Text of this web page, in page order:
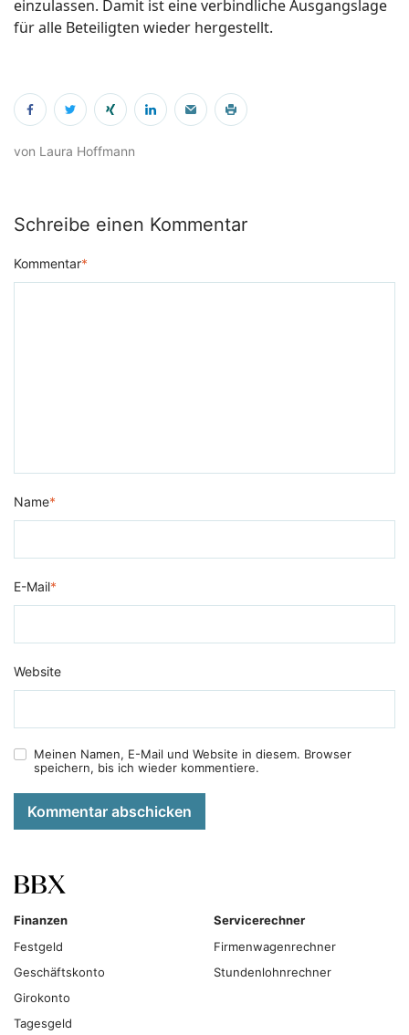
einzulassen. Damit ist eine verbindliche Ausgangslage
für alle Beteiligten wieder hergestellt.
von Laura Hoffmann
Schreibe einen Kommentar
Kommentar*
Name*
E-Mail*
Website
Meinen Namen, E-Mail und Website in diesem. Browser
speichern, bis ich wieder kommentiere.
Kommentar abschicken
Finanzen
Festgeld
Geschäftskonto
Girokonto
Tagesgeld
Servicerechner
Firmenwagenrechner
Stundenlohnrechner